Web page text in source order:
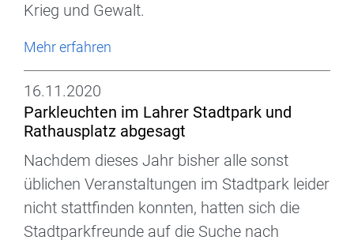
Krieg und Gewalt.
Mehr erfahren
16.11.2020
Parkleuchten im Lahrer Stadtpark und
Rathausplatz abgesagt
Nachdem dieses Jahr bisher alle sonst
üblichen Veranstaltungen im Stadtpark leider
nicht stattfinden konnten, hatten sich die
Stadtparkfreunde auf die Suche nach